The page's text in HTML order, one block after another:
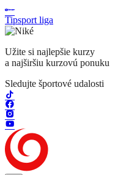
Tipsport liga
Užite si najlepšie kurzy
a najširšiu kurzovú ponuku
Sledujte športové udalosti